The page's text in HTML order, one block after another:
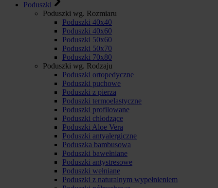
Poduszki
Poduszki wg. Rozmiaru
Poduszki 40x40
Poduszki 40x60
Poduszki 50x60
Poduszki 50x70
Poduszki 70x80
Poduszki wg. Rodzaju
Poduszki ortopedyczne
Poduszki puchowe
Poduszki z pierza
Poduszki termoelastyczne
Poduszki profilowane
Poduszki chłodzące
Poduszki Aloe Vera
Poduszki antyalergiczne
Poduszka bambusowa
Poduszki bawełniane
Poduszki antystresowe
Poduszki wełniane
Poduszki z naturalnym wypełnieniem